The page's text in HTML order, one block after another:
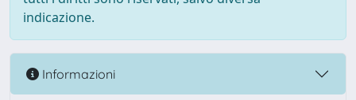
indicazione.
Informazioni